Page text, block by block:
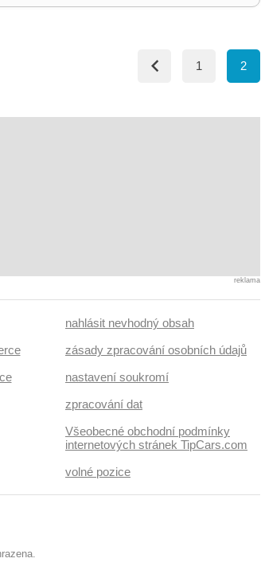
1 2
reklama
nahlásit nevhodný obsah
zásady zpracování osobních údajů
nastavení soukromí
zpracování dat
Všeobecné obchodní podmínky
internetových stránek TipCars.com
volné pozice